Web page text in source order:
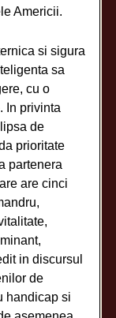
Americii.
si sigura
sa
cu o
In privinta
de
prioritate
partenera
are cinci
in discursul
de
handicap si